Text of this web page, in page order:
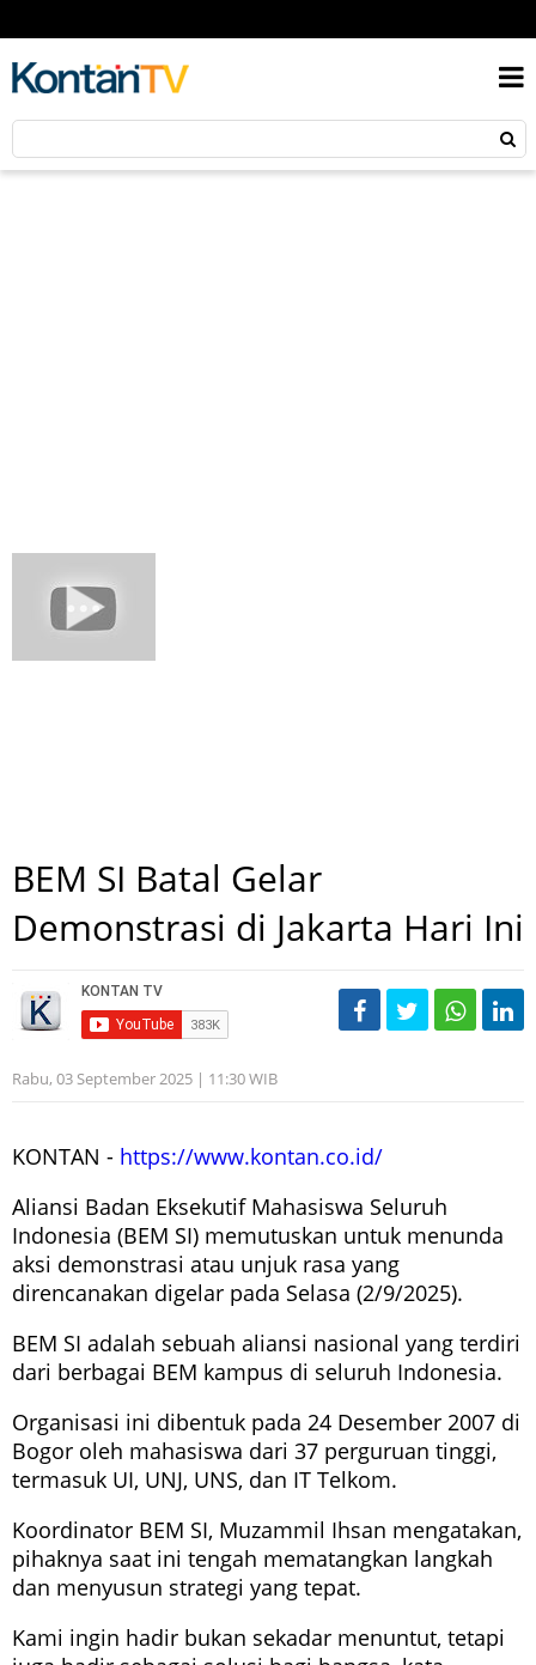
BEM SI Batal Gelar
Demonstrasi di Jakarta Hari Ini
Rabu, 03 September 2025 | 11:30 WIB
KONTAN - https://www.kontan.co.id/
Aliansi Badan Eksekutif Mahasiswa Seluruh
Indonesia (BEM SI) memutuskan untuk menunda
aksi demonstrasi atau unjuk rasa yang
direncanakan digelar pada Selasa (2/9/2025).
BEM SI adalah sebuah aliansi nasional yang terdiri
dari berbagai BEM kampus di seluruh Indonesia.
Organisasi ini dibentuk pada 24 Desember 2007 di
Bogor oleh mahasiswa dari 37 perguruan tinggi,
termasuk UI, UNJ, UNS, dan IT Telkom.
Koordinator BEM SI, Muzammil Ihsan mengatakan,
pihaknya saat ini tengah mematangkan langkah
dan menyusun strategi yang tepat.
Kami ingin hadir bukan sekadar menuntut, tetapi